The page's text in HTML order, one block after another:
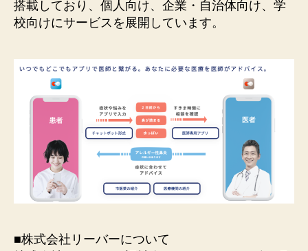
搭載しており、個人向け、企業・自治体向け、学
校向けにサービスを展開しています。
■株式会社リーバーについて